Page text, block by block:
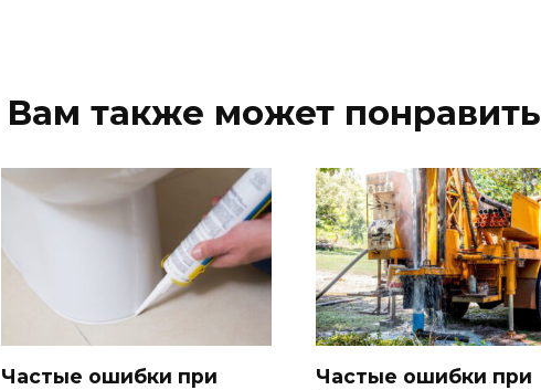
Вам также может
Частые ошибки при
Частые ошибки при